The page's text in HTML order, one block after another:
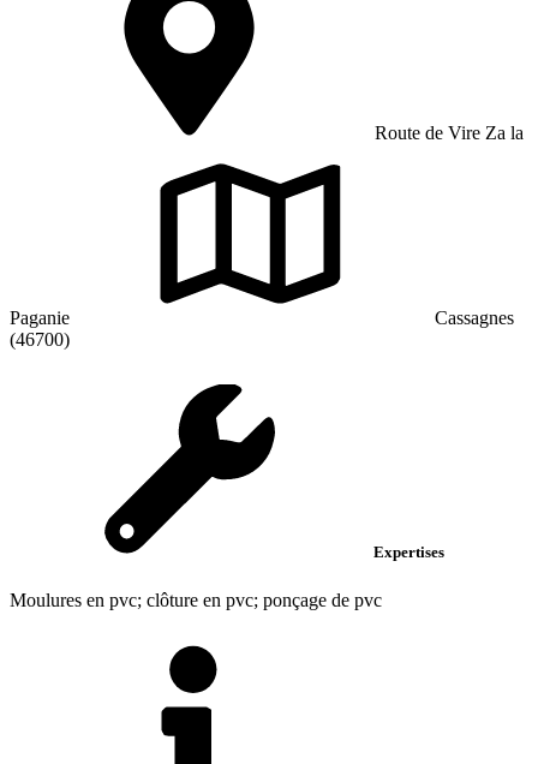
Route de Vire Za la
Paganie
Cassagnes
(46700)
Expertises
Moulures en pvc; clôture en pvc; ponçage de pvc